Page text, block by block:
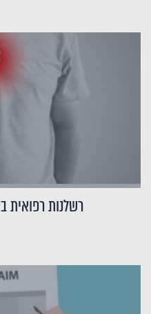
רשלנות רפואית